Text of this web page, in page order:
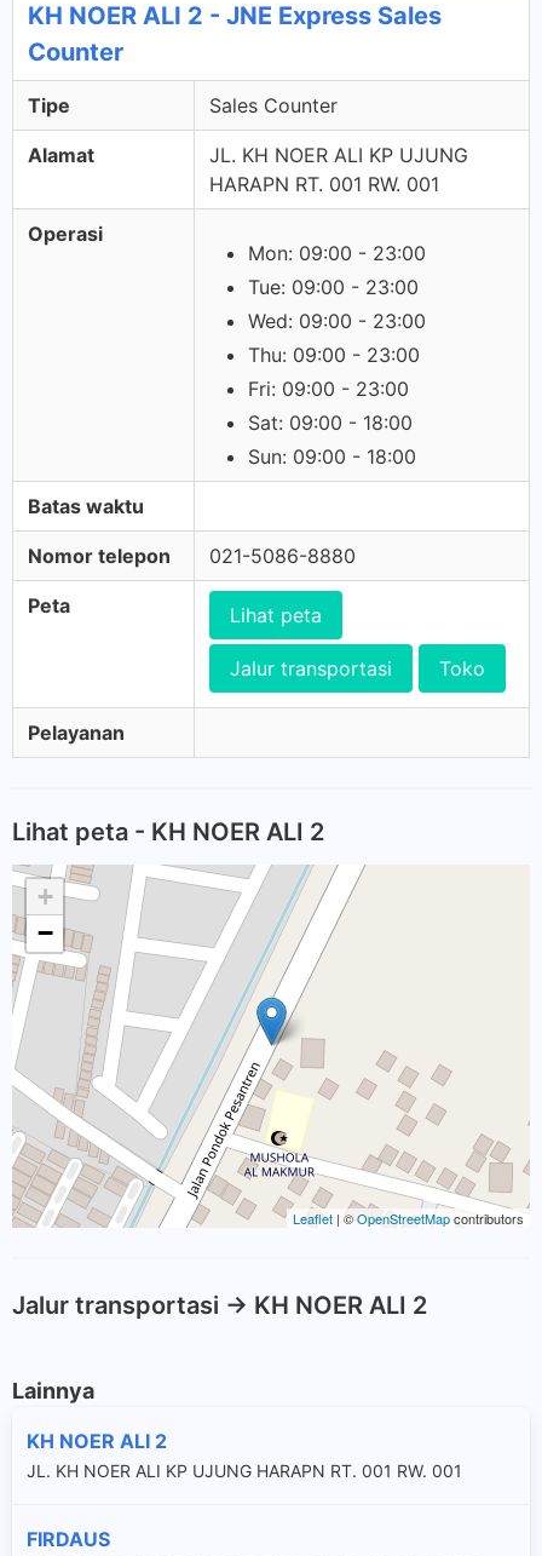
KH NOER ALI 2 - JNE Express Sales
Counter
Tipe Sales Counter
Alamat
JL. KH NOER ALI KP UJUNG
HARAPN RT. 001 RW. 001
Operasi
Mon: 09:00 - 23:00
Tue: 09:00 - 23:00
Wed: 09:00 - 23:00
Thu: 09:00 - 23:00
Fri: 09:00 - 23:00
Sat: 09:00 - 18:00
Sun: 09:00 - 18:00
Batas waktu
Nomor telepon 021-5086-8880
Peta Lihat peta
Jalur transportasi Toko
Pelayanan
Lihat peta - KH NOER ALI 2
+
−
Leaflet | ©OpenStreetMapcontributors
Jalur transportasi -> KH NOER ALI 2
Lainnya
KH NOER ALI 2
JL. KH NOER ALI KP UJUNG HARAPN RT. 001 RW. 001
FIRDAUS